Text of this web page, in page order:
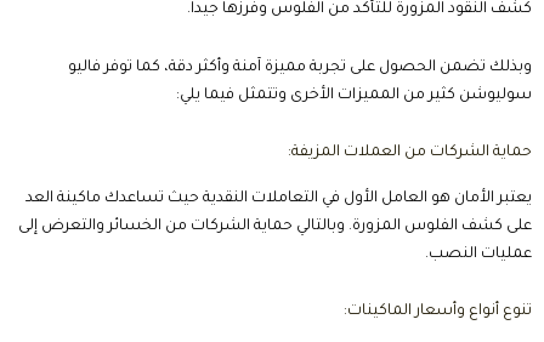
كشف النقود المزورة للتأكد من الفلوس وفرزها جيدا.
وبذلك تضمن الحصول على تجربة مميزة آمنة وأكثر دقة، كما توفر فاليو
سوليوشن كثير من المميزات الأخرى وتتمثل فيما يلي:
حماية الشركات من العملات المزيفة:
يعتبر الأمان هو العامل الأول في التعاملات النقدية حيث تساعدك ماكينة العد
على كشف الفلوس المزورة. وبالتالي حماية الشركات من الخسائر والتعرض إلى
عمليات النصب.
تنوع أنواع وأسعار الماكينات: